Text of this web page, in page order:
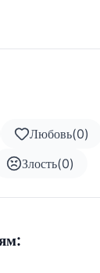
Любовь(0)
Злость(0)